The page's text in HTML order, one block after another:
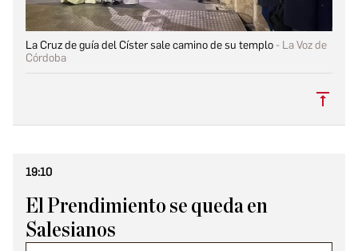
La Cruz de guía del Císter sale camino de su templo
La Voz de
Córdoba
19:10
El Prendimiento se queda en
Salesianos